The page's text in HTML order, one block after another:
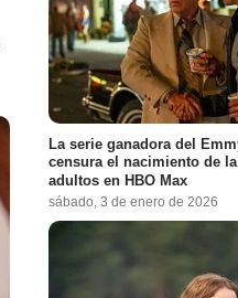
La serie ganadora del
censura el nacimiento de
adultos en HBO Max
sábado, 3 de enero de 2026